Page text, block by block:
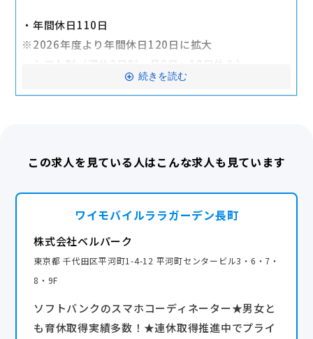
■長期勤続報奨制度（勤続５年毎に報償）
■ライフサポート支援制度（出産復職支援、結婚祝い
交通費全額支給
・年間休日110日
※2026年度より年間休日120日に拡大
・シフト制（週休2日制、月9日～10日休み）
★お休みはシフト制の為、希望休を出せば土日を休日
・育児休暇
・配偶者出産休暇
・忌引き休暇
完全週休2日
続きを読む
この求人を見ている人はこんな求人も見ています
ワイモバイルララガーデン長町
株式会社ベルパーク
東京都 千代田区平河町1-4-12 平河町センタービル3・6・7・
8・9F
ソフトバンクのスマホコーディネーター★男女と
も育休取得実績多数！★連休取得推進中でプライ